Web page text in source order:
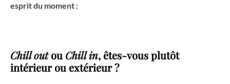
esprit du moment :
Chill outou Chill in, êtes-vous plutôt
intérieur ou extérieur ?